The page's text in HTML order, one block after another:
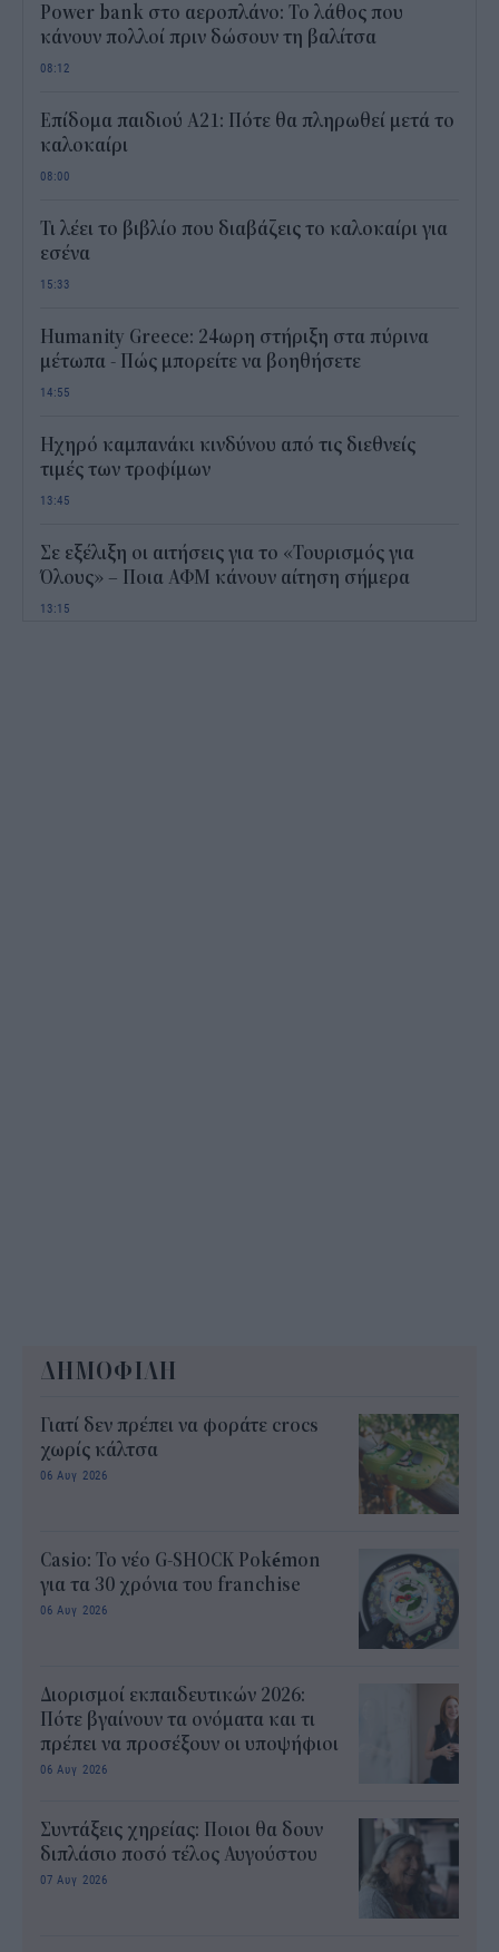
Power bank στο αεροπλάνο: Το λάθος που
κάνουν πολλοί πριν δώσουν τη βαλίτσα
08:12
Επίδομα παιδιού Α21: Πότε θα πληρωθεί μετά το
καλοκαίρι
08:00
Τι λέει το βιβλίο που διαβάζεις το καλοκαίρι για
εσένα
15:33
Humanity Greece: 24ωρη στήριξη στα πύρινα
μέτωπα - Πώς μπορείτε να βοηθήσετε
14:55
Ηχηρό καμπανάκι κινδύνου από τις διεθνείς
τιμές των τροφίμων
13:45
Σε εξέλιξη οι αιτήσεις για το «Τουρισμός για
Όλους» – Ποια ΑΦΜ κάνουν αίτηση σήμερα
13:15
ΔΗΜΟΦΙΛΗ
Γιατί δεν πρέπει να φοράτε crocs
χωρίς κάλτσα
06 Αυγ 2026
Casio: Το νέο G-SHOCK Pokémon
για τα 30 χρόνια του franchise
06 Αυγ 2026
Διορισμοί εκπαιδευτικών 2026:
Πότε βγαίνουν τα ονόματα και τι
πρέπει να προσέξουν οι υποψήφιοι
06 Αυγ 2026
Συντάξεις χηρείας: Ποιοι θα δουν
διπλάσιο ποσό τέλος Αυγούστου
07 Αυγ 2026